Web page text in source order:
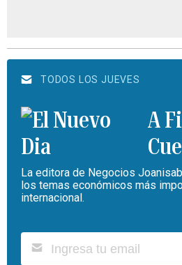
TODOS LOS JUEVES
A
La editora de Negocios
los temas económicos más
internacional.